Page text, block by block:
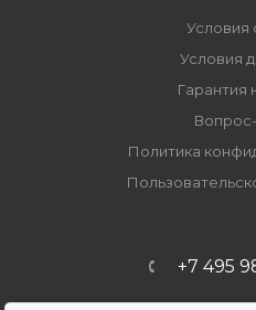
Условия
Условия
Гарантия
Политика
+7 495